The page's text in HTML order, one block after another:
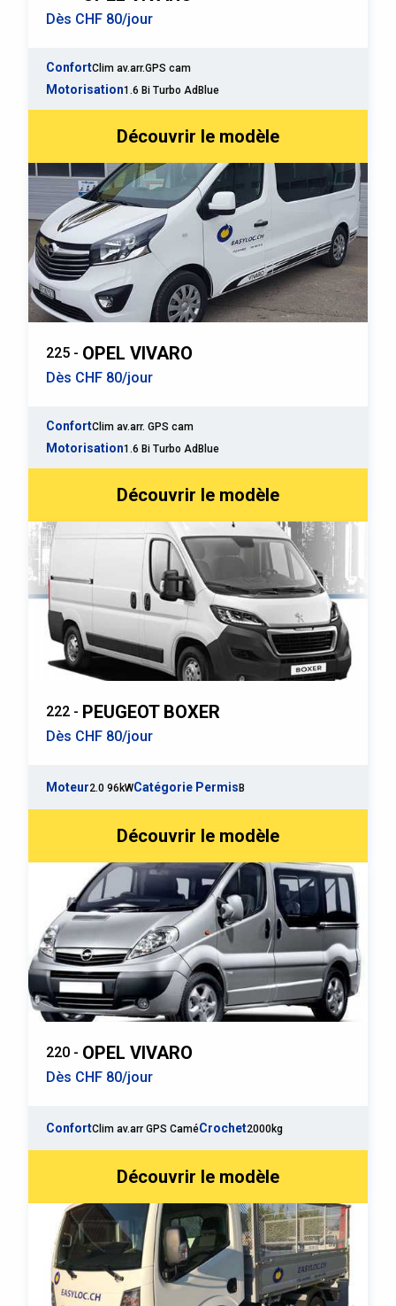
Dès CHF 80/jour
ConfortClim av.arr.GPS cam
Motorisation1.6 Bi Turbo AdBlue
Découvrir le modèle
225 - OPEL VIVARO
Dès CHF 80/jour
ConfortClim av.arr. GPS cam
Motorisation1.6 Bi Turbo AdBlue
Découvrir le modèle
222 - PEUGEOT BOXER
Dès CHF 80/jour
Moteur2.0 96kWCatégorie PermisB
Découvrir le modèle
220 - OPEL VIVARO
Dès CHF 80/jour
ConfortClim av.arr GPS CaméCrochet2000kg
Découvrir le modèle